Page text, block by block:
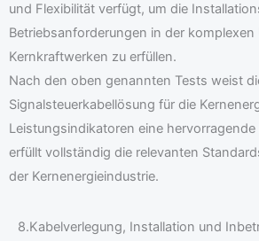
und Flexibilität verfügt, um die
Betriebsanforderungen in der
Kernkraftwerken zu erfüllen.
Nach den oben genannten Tests weist
Signalsteuerkabellösung für die
Leistungsindikatoren eine
erfüllt vollständig die relevanten
der Kernenergieindustrie.
8.Kabelverlegung, Installation und